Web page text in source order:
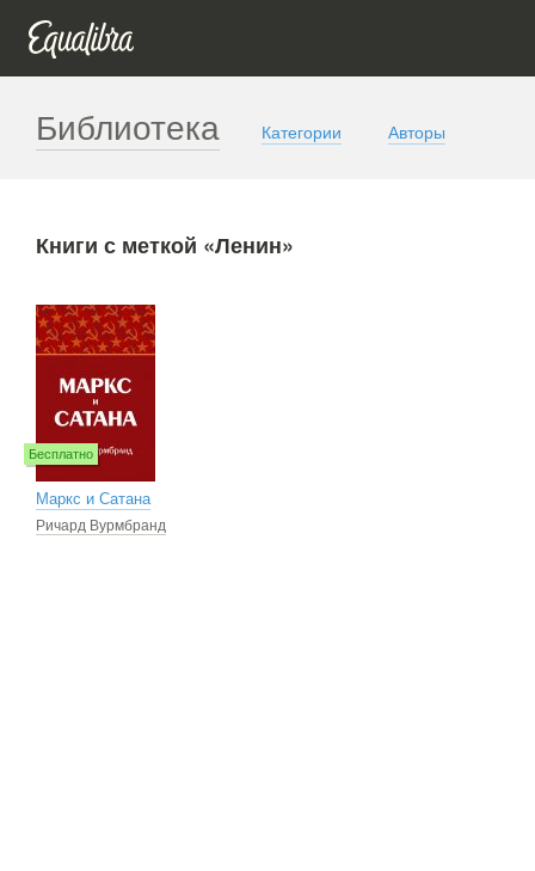
Библиотека Категории Авторы
Книги с меткой «Ленин»
Бесплатно
Маркс и Сатана
Ричард Вурмбранд